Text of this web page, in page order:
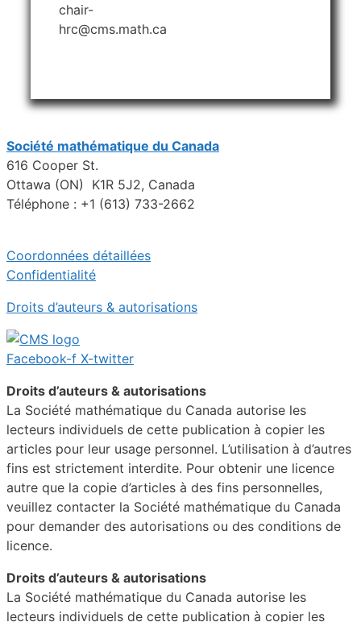
chair-
hrc@cms.math.ca
Société mathématique du Canada
616 Cooper St.
Ottawa (ON) K1R 5J2, Canada
Téléphone : +1 (613) 733-2662
Coordonnées détaillées
Confidentialité
Droits d’auteurs & autorisations
Facebook-f X-twitter
Droits d’auteurs & autorisations
La Société mathématique du Canada autorise les
lecteurs individuels de cette publication à copier les
articles pour leur usage personnel. L’utilisation à d’autres
fins est strictement interdite. Pour obtenir une licence
autre que la copie d’articles à des fins personnelles,
veuillez contacter la Société mathématique du Canada
pour demander des autorisations ou des conditions de
licence.
Droits d’auteurs & autorisations
La Société mathématique du Canada autorise les
lecteurs individuels de cette publication à copier les